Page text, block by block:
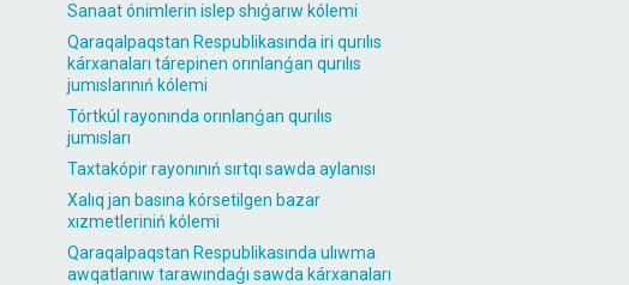
Sanaat ónimlerin islep shıǵarıw kólemi
Qaraqalpaqstan Respublikasında iri qurılıs
kárxanaları tárepinen orınlanǵan qurılıs
jumıslarınıń kólemi
Tórtkúl rayonında orınlanǵan qurılıs
jumısları
Taxtakópir rayonınıń sırtqı sawda aylanısı
Xalıq jan basına kórsetilgen bazar
xızmetleriniń kólemi
Qaraqalpaqstan Respublikasında ulıwma
awqatlanıw tarawındaǵı sawda kárxanaları